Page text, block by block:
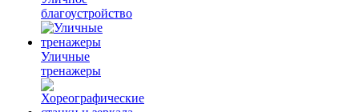
благоустройство
Уличные
тренажеры